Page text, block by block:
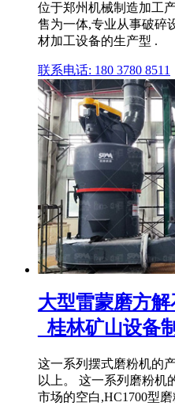
位于郑州机械制造加工
售为一体,专业从事破碎
材加工设备的生产型 .
联系电话: 180 3780 8511
大型雷蒙磨方
_桂林矿山设备
这一系列摆式磨粉机的
以上。 这一系列磨粉机
市场的空白,HC1700型